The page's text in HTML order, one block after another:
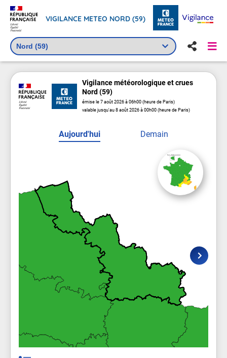
VIGILANCE METEO NORD (59)
Vigilancemétéorologique et crues
Nord (59)
émise le 7 août 2026 à 06h00 (heure de Paris)
valable jusqu'au 8 août 2026 à 00h00 (heure de Paris)
Aujourd'hui Demain